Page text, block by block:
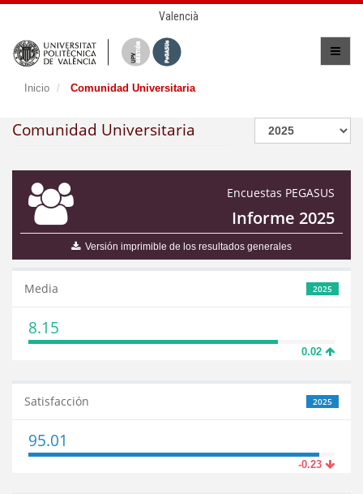
Valencià
Inicio Comunidad Universitaria
Comunidad Universitaria
Encuestas PEGASUS
Informe 2025
Versión imprimible de los resultados generales
2025
Media
8.15
0.02
2025
Satisfacción
95.01
-0.23